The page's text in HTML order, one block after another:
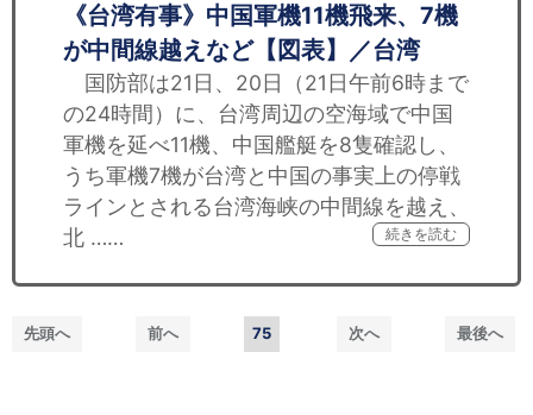
《台湾有事》中国軍機11機飛来、7機
が中間線越えなど【図表】／台湾
国防部は21日、20日（21日午前6時まで
の24時間）に、台湾周辺の空海域で中国
軍機を延べ11機、中国艦艇を8隻確認し、
うち軍機7機が台湾と中国の事実上の停戦
ラインとされる台湾海峡の中間線を越え、
北 ……
続きを読む
先頭へ 前へ 75 次へ 最後へ